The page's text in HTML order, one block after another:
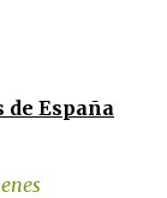
España